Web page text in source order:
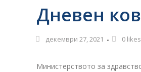
Дневен
декември 27, 2021 0 likes
Министерството за